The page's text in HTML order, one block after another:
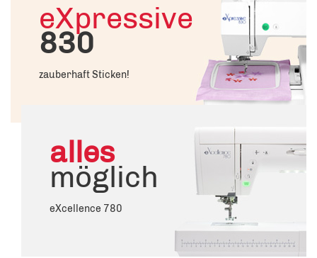
eXpressive
830
zauberhaft Sticken!
alles
möglich
eXcellence 780